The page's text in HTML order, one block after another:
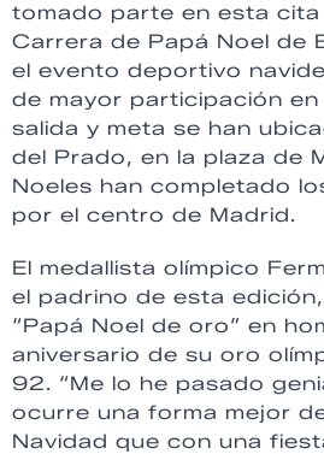
tomado parte en esta cita
Carrera de Papá Noel de
el evento deportivo
de mayor participación en
salida y meta se han
del Prado, en la plaza de
Noeles han completado
por el centro de Madrid.
El medallista olímpico
el padrino de esta
“Papá Noel de oro” en
aniversario de su oro
92. “Me lo he pasado
ocurre una forma mejor
Navidad que con una